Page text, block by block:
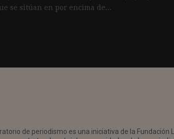
se sitúan en por encima de...
de periodismo es una iniciativa de la Fundación